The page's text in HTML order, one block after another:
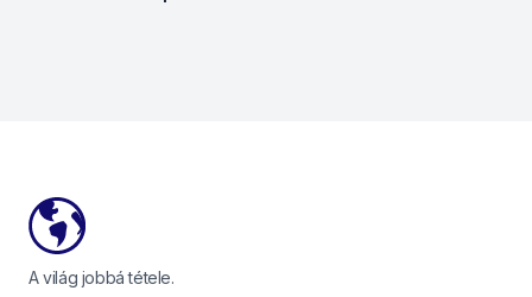
A világ jobbá tétele.